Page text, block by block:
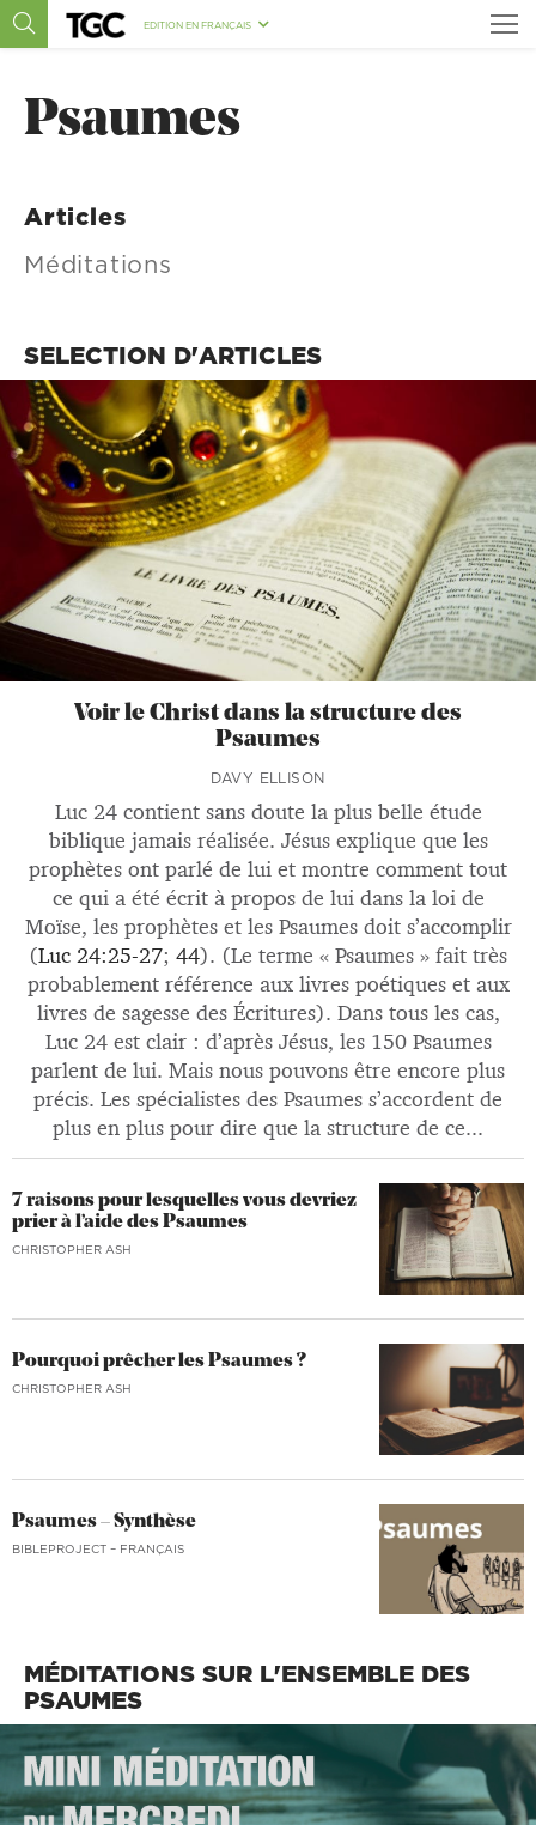
EDITION EN FRANÇAIS
Psaumes
Articles
Méditations
SELECTION D'ARTICLES
Voir le Christ dans la structure des
Psaumes
DAVY ELLISON
Luc 24contient sans doute la plus belle étude
biblique jamais réalisée. Jésus explique que les
prophètes ont parlé de lui et montre comment tout
ce qui a été écrit à propos de lui dans la loi de
Moïse, les prophètes et les Psaumes doit s’accomplir
(Luc 24:25-27; 44). (Le terme « Psaumes » fait très
probablement référence aux livres poétiques et aux
livres de sagesse des Écritures). Dans tous les cas,
Luc 24est clair : d’après Jésus, les 150 Psaumes
parlent de lui. Mais nous pouvons être encore plus
précis. Les spécialistes des Psaumes s’accordent de
plus en plus pour dire que la structure de ce...
7 raisons pour lesquelles vous devriez
prier à l’aide des Psaumes
CHRISTOPHER ASH
Pourquoi prêcher les Psaumes ?
CHRISTOPHER ASH
Psaumes – Synthèse
BIBLEPROJECT – FRANÇAIS
MÉDITATIONS SUR L'ENSEMBLE DES
PSAUMES